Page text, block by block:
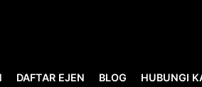
DAFTAR EJEN BLOG HUBUNGI